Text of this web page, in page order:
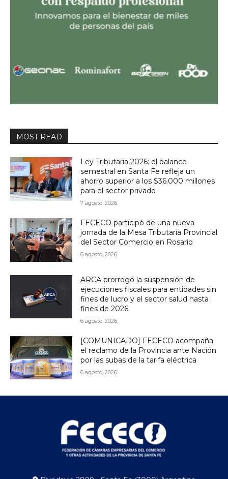
MOST READ
Ley Tributaria 2026: el balance
semestral en Santa Fe refleja un
ahorro superior a los $36.000 millones
para el sector privado
7 agosto, 2026
FECECO participó de una nueva
jornada de la Mesa Tributaria Provincial
del Sector Comercio en Rosario
6 agosto, 2026
ARCA prorrogó la suspensión de
ejecuciones fiscales para entidades sin
fines de lucro y el sector salud hasta
fines de 2026
6 agosto, 2026
[COMUNICADO] FECECO acompaña
el reclamo de la Provincia ante Nación
por las subas de la tarifa eléctrica
6 agosto, 2026